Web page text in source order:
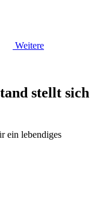
Weitere
stellt sich
ein lebendiges